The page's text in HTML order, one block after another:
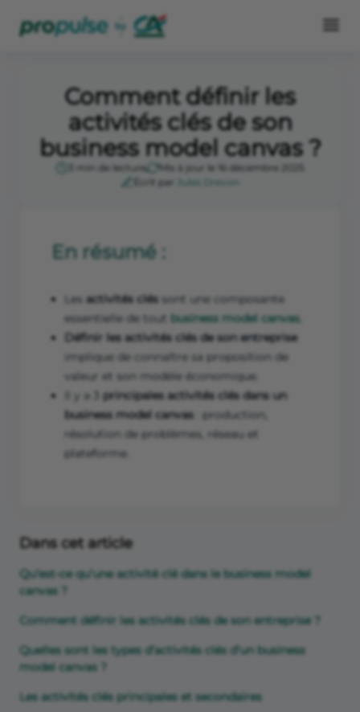
Comment définir les
activités clés de son
business model canvas ?
3 min de lecture
Mis à jour le 16 décembre 2025
Écrit par
Jules Drevon
En résumé :
Les activités clés sont une composante
essentielle de tout business model canvas.
Définir les activités clés de son entreprise
implique de connaître sa proposition de
valeur et son modèle économique.
Il y a 3 principales activités clés dans un
business model canvas : production,
résolution de problèmes, réseau et
plateforme.
Dans cet article
Qu’est-ce qu’une activité clé dans le business model
canvas ?
Comment définir les activités clés de son entreprise ?
Quelles sont les types d’activités clés d’un business
model canvas ?
Les activités clés principales et secondaires